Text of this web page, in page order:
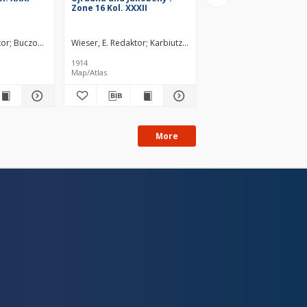
Buczowski, J. Redaktor
Zone 16 Kol. XXXII
Wieser, E. Redaktor Karbiutz, F. Redaktor
1914
Map/Atlas
More